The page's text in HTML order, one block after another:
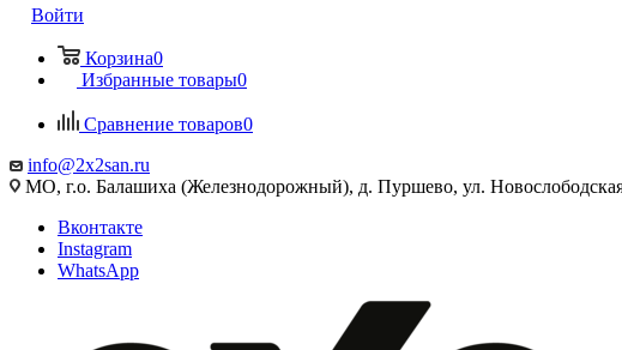
Войти
Корзина0
Избранные товары0
Сравнение товаров0
info@2x2san.ru
МО, г.о. Балашиха (Железнодорожный), д. Пуршево, ул.
Вконтакте
Instagram
WhatsApp